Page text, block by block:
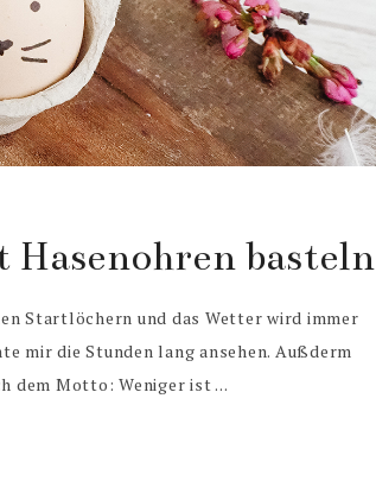
basteln
Startlöchern und das Wetter wird immer
mir die Stunden lang ansehen. Außderm
dem Motto: Weniger ist ...